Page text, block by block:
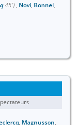
45') , Novi, Bonnel,
, Magnusson,